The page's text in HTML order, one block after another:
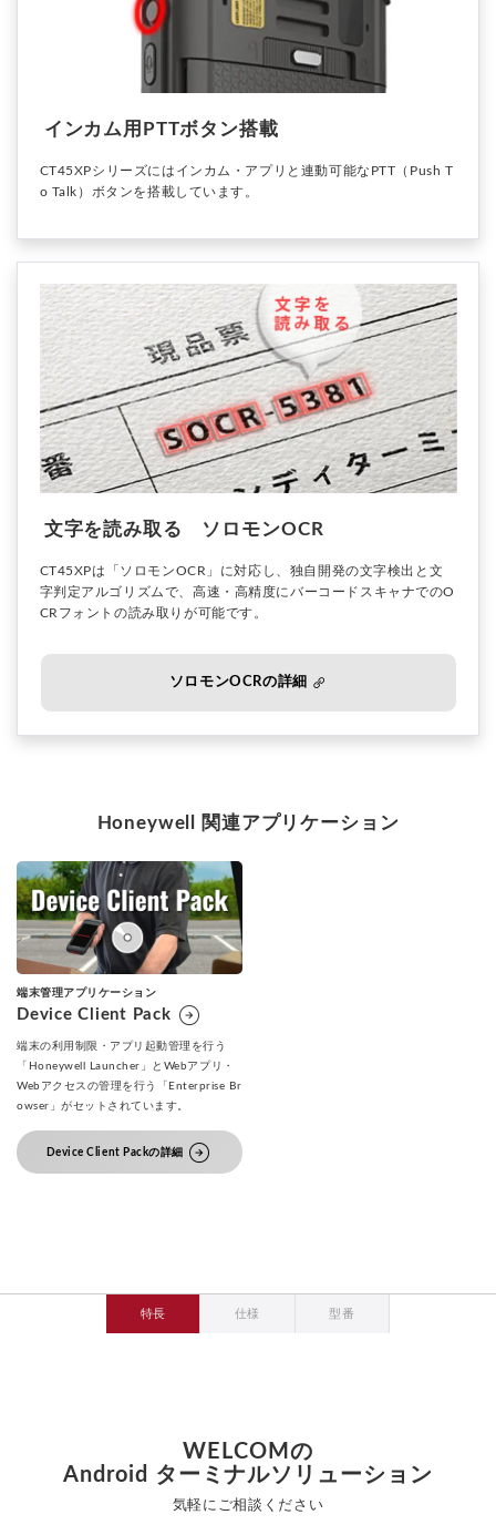
インカム用PTTボタン搭載
CT45XPシリーズにはインカム・アプリと連動可能なPTT（Push T
o Talk）ボタンを搭載しています。
文字を読み取る ソロモンOCR
CT45XPは「ソロモンOCR」に対応し、独自開発の文字検出と文
字判定アルゴリズムで、高速・高精度にバーコードスキャナでのO
CRフォントの読み取りが可能です。
ソロモンOCRの詳細
Honeywell 関連アプリケーション
端末管理アプリケーション
Device Client Pack arrow_circle_right
端末の利用制限・アプリ起動管理を行う
「Honeywell Launcher」とWebアプリ・
Webアクセスの管理を行う「Enterprise Br
owser」がセットされています。
Device Client Packの詳細 arrow_circle_right
特長 仕様 型番
WELCOMの
Android ターミナルソリューション
気軽にご相談ください